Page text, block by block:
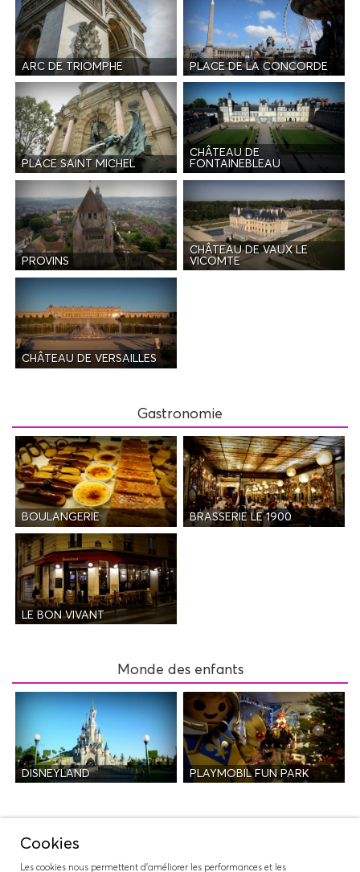
ARC DE TRIOMPHE PLACE DE LA CONCORDE
PLACE SAINT MICHEL
CHÂTEAU DE
FONTAINEBLEAU
PROVINS
CHÂTEAU DE VAUX LE
VICOMTE
CHÂTEAU DE VERSAILLES
Gastronomie
BOULANGERIE BRASSERIE LE 1900
LE BON VIVANT
Monde des enfants
DISNEYLAND PLAYMOBIL FUN PARK
Cookies
Les cookies nous permettent d'améliorer les performances et les